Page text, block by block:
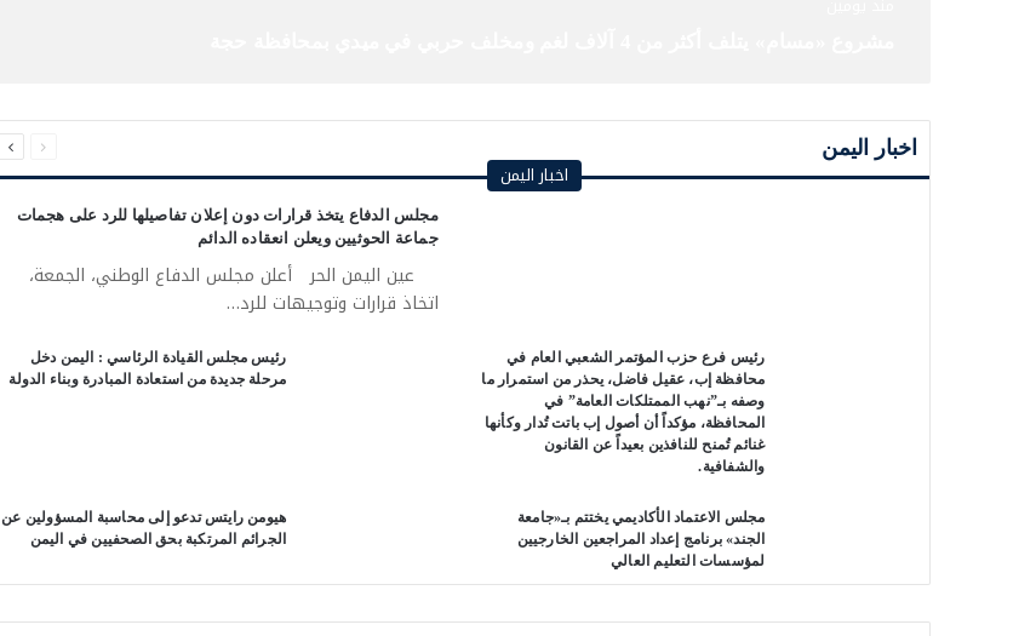
اخبار اليمن الصفحة
السابقة
الصفحة
التالية
اخبار اليمن
مجلس الدفاع يتخذ قرارات دون إعلان تفاصيلها للرد على هجمات
جماعة الحوثيين ويعلن انعقاده الدائم
عين اليمن الحر أعلن مجلس الدفاع الوطني، الجمعة،
اتخاذ قرارات وتوجيهات للرد…
رئيس فرع حزب المؤتمر الشعبي العام في
محافظة إب، عقيل فاضل، يحذر من استمرار ما
وصفه بـ”نهب الممتلكات العامة” في
المحافظة، مؤكداً أن أصول إب باتت تُدار وكأنها
غنائم تُمنح للنافذين بعيداً عن القانون
والشفافية.
رئيس مجلس القيادة الرئاسي : اليمن دخل
مرحلة جديدة من استعادة المبادرة وبناء الدولة
مجلس الاعتماد الأكاديمي يختتم بـ«جامعة
الجند» برنامج إعداد المراجعين الخارجيين
لمؤسسات التعليم العالي
هيومن رايتس تدعو إلى محاسبة المسؤولين عن
الجرائم المرتكبة بحق الصحفيين في اليمن